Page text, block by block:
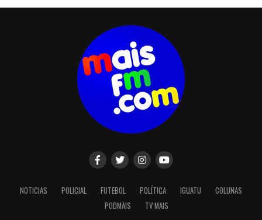
NOTICIAS POLICIAL FUTEBOL POLÍTICA IGUATU
COLUNAS
PODMAIS
TV MAIS